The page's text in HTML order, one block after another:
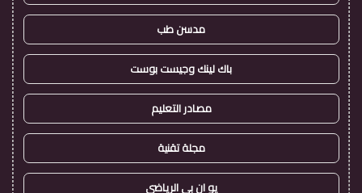
مدسن طب
باك لينك وجيست بوست
مصادر التعليم
مجلة تقنية
يو ان بي الرياضي